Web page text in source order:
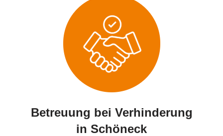
Betreuung bei Verhinderung
in Schöneck